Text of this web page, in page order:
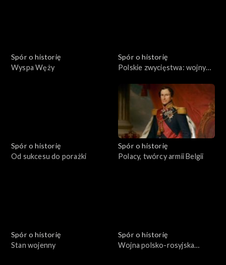
Spór o historię
Wyspa Węży
Spór o historię
Polskie zwycięstwa: wojny
Spór o historię
Od sukcesu do porażki
Spór o historię
Polacy, twórcy armii Belgii
Spór o historię
Stan wojenny
Spór o historię
Wojna polsko-rosyjska